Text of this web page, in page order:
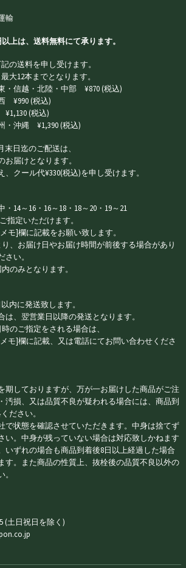
輸
上は、送料無料にて承ります。
の送料を申し受けます。
本までとなります。
越・北陸・中部 ¥870 (税込)
(税込)
(税込)
縄 ¥1,390 (税込)
末日迄のご配送は、
となります。
ル代¥330(税込)を申し受けます。
14～16・16～18・18～20・19～21
だけます。
モ]欄に記載をお願い致します。
、お届け日やお届け時間が前後する場合があり
さい。
のみとなります。
内に発送致します。
は、翌営業日以降の発送となります。
のご指定をされる場合は、
モ]欄に記載、又は電話にてお問い合わせくださ
期しておりますが、万が一お届けした商品がご注
汚損、又は品質不良が疑われる場合には、商品到
ださい。
で状態を確認させていただきます。中身は捨てず
い。中身が残っていない場合は対応致しかねます
いずれの場合も商品到着後8日以上経過した場合
す。また商品の性質上、抜栓後の品質不良以外の
(土日祝日を除く)